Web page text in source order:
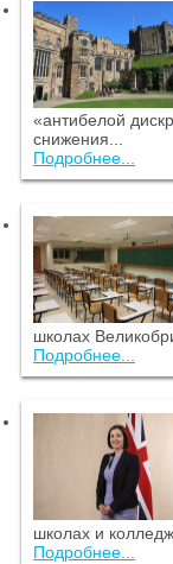
«антибелой
снижения...
Подробнее...
школах
Подробнее...
школах и
Подробнее...